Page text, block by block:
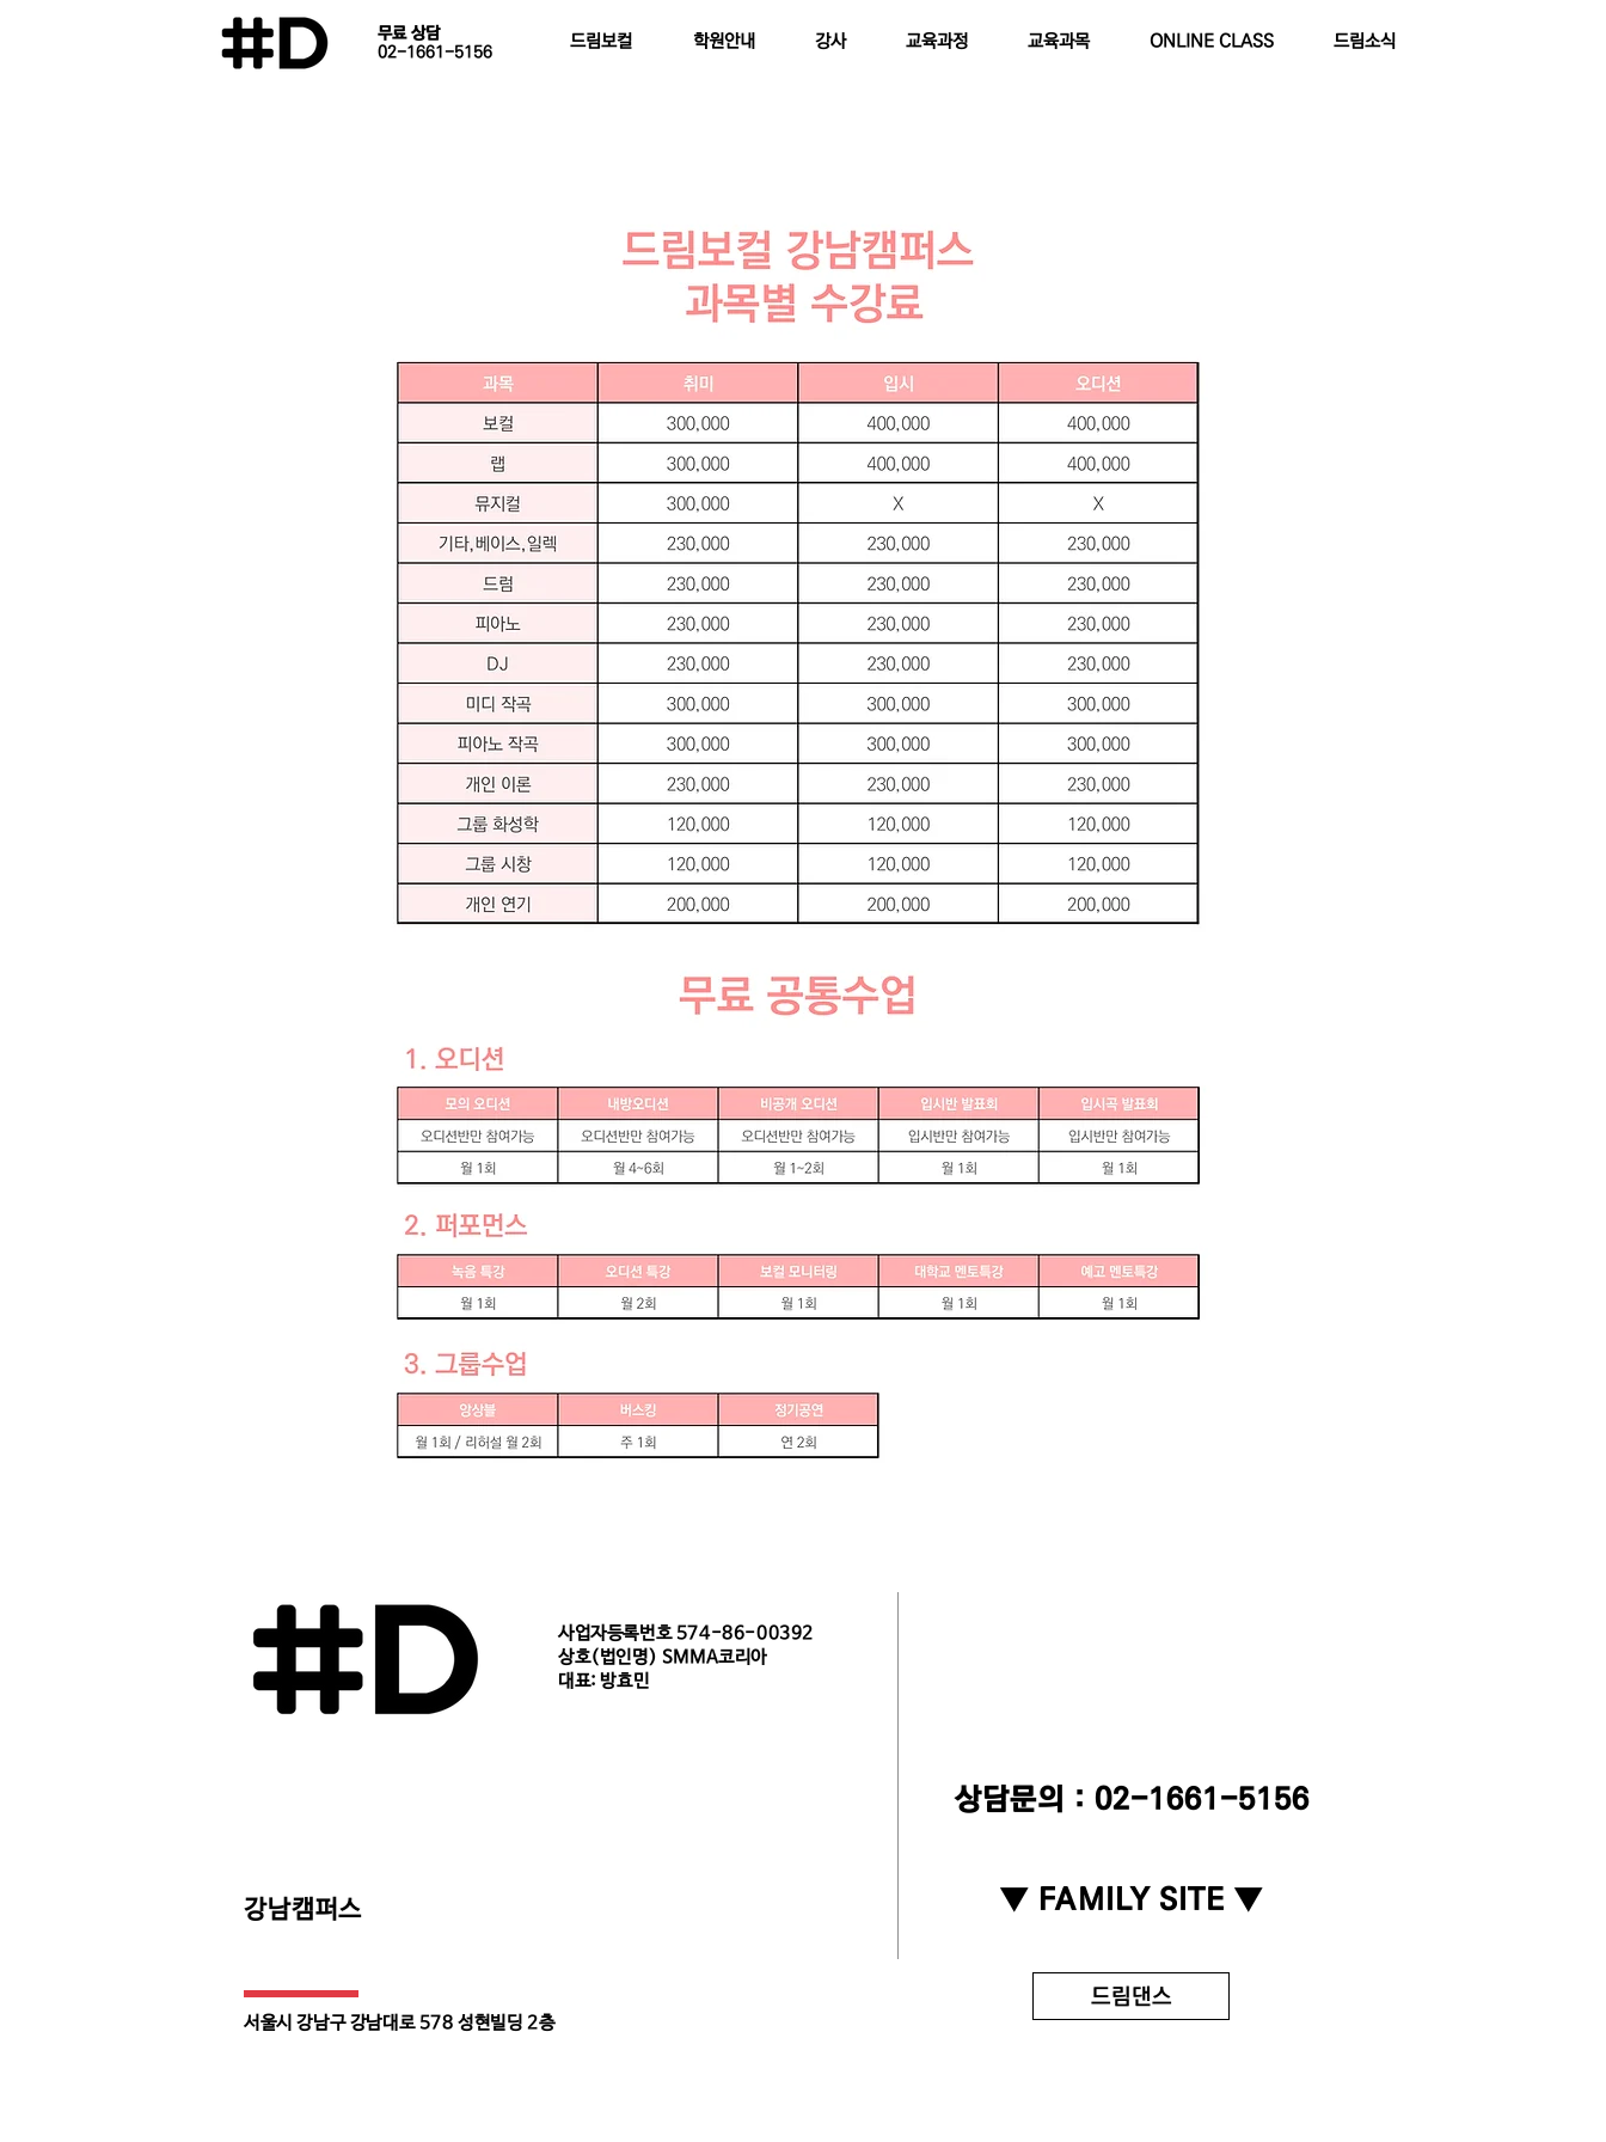
드림보컬 학원안내 강사 교육과정 교육과목 ONLINE CLASS 드림소식
​무료 상담
02-1661-5156
사업자등록번호 574-86-00392
상호(법인명) SMMA코리아
대표: 방효민
상담문의 : 02-1661-5156
강남캠퍼스
​서울시 강남구 강남대로 578 성현빌딩 2층
▼ FAMILY SITE ▼
드림댄스